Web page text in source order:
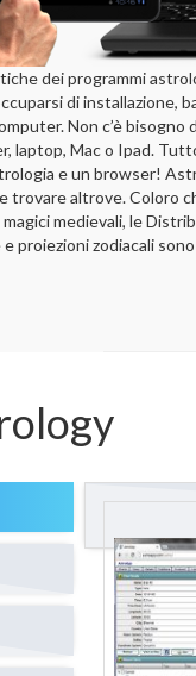
dei programmi
di installazione,
Non c’è bisogno
laptop, Mac o Ipad.
e un browser!
trovare altrove. Coloro
medievali, le
proiezioni zodiacali